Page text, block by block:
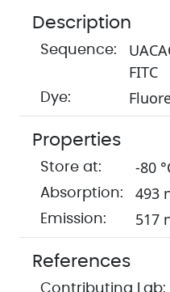
Description
Sequence:
FITC
Dye:
Properties
Store at: -80
Absorption: 493
Emission: 517
References
Contributing Lab: